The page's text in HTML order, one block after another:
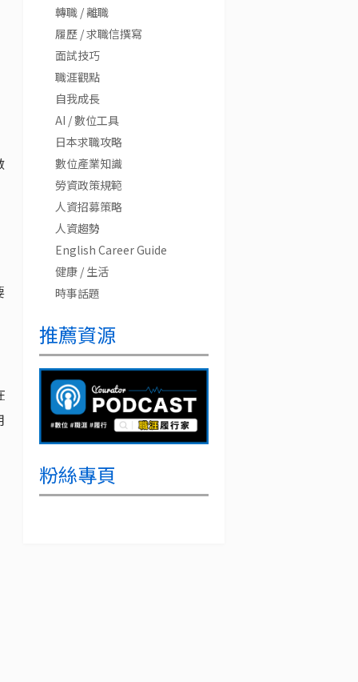
轉職 / 離職
履歷 / 求職信撰寫
面試技巧
職涯觀點
自我成長
AI / 數位工具
日本求職攻略
數位產業知識
勞資政策規範
人資招募策略
人資趨勢
English Career Guide
健康 / 生活
時事話題
推薦資源
粉絲專頁